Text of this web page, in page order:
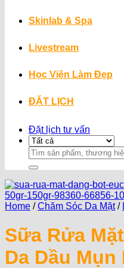
Skinlab & Spa
Livestream
Học Viện Làm Đẹp
ĐẶT LỊCH
Đặt lịch tư vấn
Search
for:
Home / Chăm Sóc Da Mặt /
Sữa Rửa
Da Dầu